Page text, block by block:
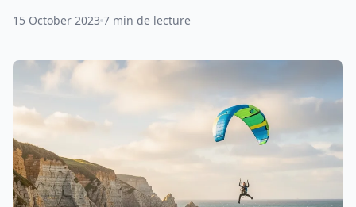
15 October 2023 7 min de lecture